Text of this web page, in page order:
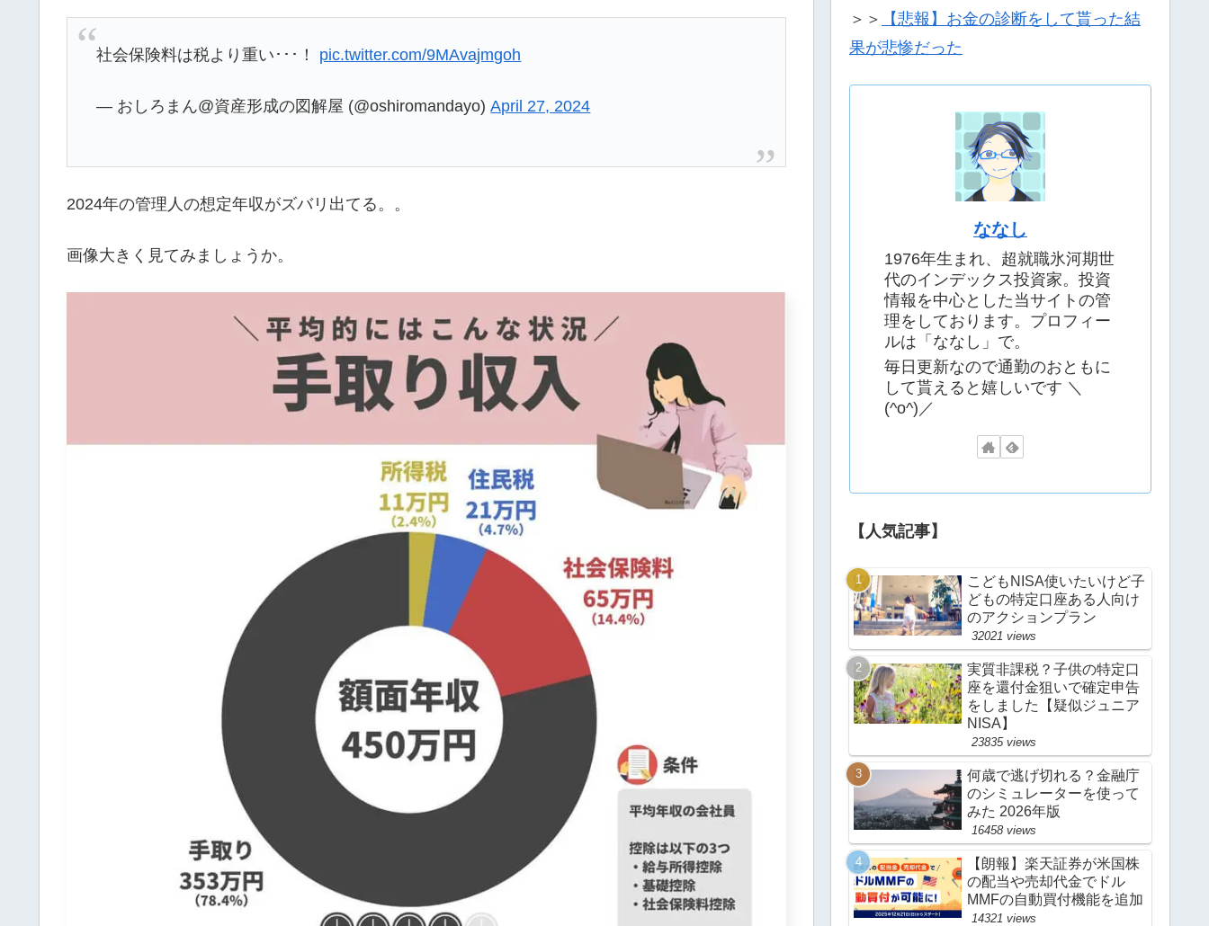
社会保険料は税より重い･･･！ pic.twitter.com/9MAvajmgoh
— おしろまん@資産形成の図解屋 (@oshiromandayo)April 27, 2024
2024年の管理人の想定年収がズバリ出てる。。
画像大きく見てみましょうか。
＞＞
【悲報】お金の診断をして貰った結
果が悲惨だった
ななし
1976年生まれ、超就職氷河期世
代のインデックス投資家。投資
情報を中心とした当サイトの管
理をしております。プロフィー
ルは「ななし」で。
毎日更新なので通勤のおともに
して貰えると嬉しいです ＼
(^o^)／
【人気記事】
こどもNISA使いたいけど子
どもの特定口座ある人向け
のアクションプラン
32021 views
実質非課税？子供の特定口
座を還付金狙いで確定申告
をしました【疑似ジュニア
NISA】
23835 views
何歳で逃げ切れる？金融庁
のシミュレーターを使って
みた 2026年版
16458 views
【朗報】楽天証券が米国株
の配当や売却代金でドル
MMFの自動買付機能を追加
14321 views